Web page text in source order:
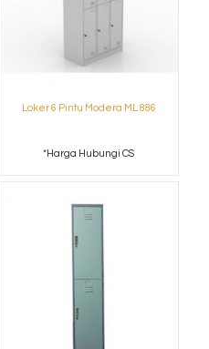
Loker 6 Pintu Modera ML 886
*Harga Hubungi CS